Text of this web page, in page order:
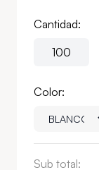
Cantidad:
Color:
Sub total: